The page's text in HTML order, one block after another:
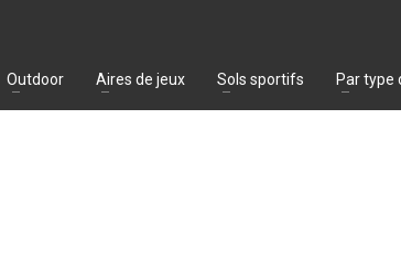
Outdoor Aires de jeux Sols sportifs Par type